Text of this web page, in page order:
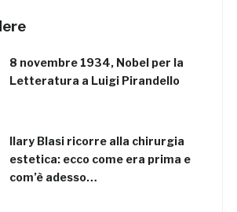
8 novembre 1934, Nobel per la
Letteratura a Luigi Pirandello
Ilary Blasi ricorre alla chirurgia
estetica: ecco come era prima e
com’è adesso…